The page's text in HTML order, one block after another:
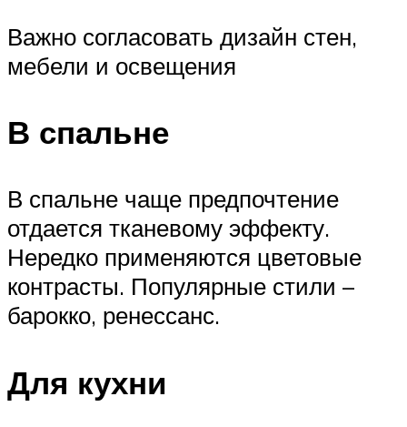
Важно согласовать дизайн стен,
мебели и освещения
В спальне
В спальне чаще предпочтение
отдается тканевому эффекту.
Нередко применяются цветовые
контрасты. Популярные стили –
барокко, ренессанс.
Для кухни